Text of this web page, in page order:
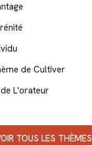
de Cultiver
L'orateur
TOUS LES THÈMES